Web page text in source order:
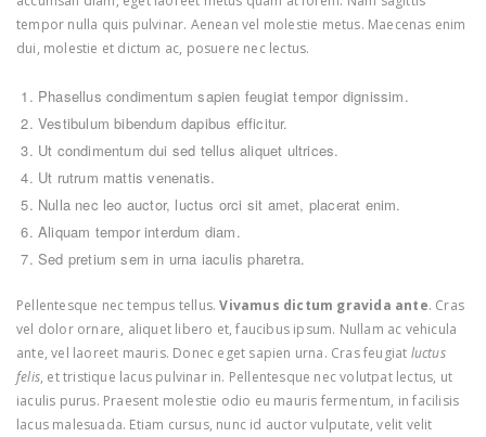
tempor nulla quis pulvinar. Aenean vel molestie metus. Maecenas enim
dui, molestie et dictum ac, posuere nec lectus.
Phasellus condimentum sapien feugiat tempor dignissim.
Vestibulum bibendum dapibus efficitur.
Ut condimentum dui sed tellus aliquet ultrices.
Ut rutrum mattis venenatis.
Nulla nec leo auctor, luctus orci sit amet, placerat enim.
Aliquam tempor interdum diam.
Sed pretium sem in urna iaculis pharetra.
Pellentesque nec tempus tellus.Vivamus dictum gravida ante. Cras
vel dolor ornare, aliquet libero et, faucibus ipsum. Nullam ac vehicula
ante, vel laoreet mauris. Donec eget sapien urna. Cras feugiat luctus
felis, et tristique lacus pulvinar in. Pellentesque nec volutpat lectus, ut
iaculis purus. Praesent molestie odio eu mauris fermentum, in facilisis
lacus malesuada. Etiam cursus, nunc id auctor vulputate, velit velit